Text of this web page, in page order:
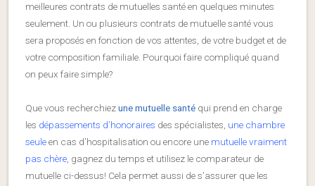
meilleures contrats de mutuelles santé en quelques minutes
seulement. Un ou plusieurs contrats de mutuelle santé vous
sera proposés en fonction de vos attentes, de votre budget et de
votre composition familiale. Pourquoi faire compliqué quand
on peux faire simple?
Que vous recherchiezune mutuelle santé qui prend en charge
les dépassements d’honoraires des spécialistes, une chambre
seuleen cas d’hospitalisation ou encore une mutuelle vraiment
pas chère , gagnez du temps et utilisez le comparateur de
mutuelle ci-dessus! Cela permet aussi de s’assurer que les